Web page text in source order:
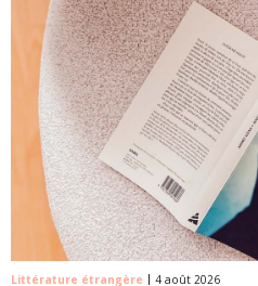
Littérature étrangère 4 août 2026